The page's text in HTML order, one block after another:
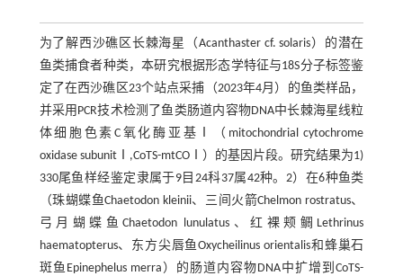
为了解西沙礁区长棘海星（Acanthaster cf. solaris）的潜在
鱼类捕食者种类，本研究根据形态学特征与18S分子标签鉴
定了在西沙礁区23个站点采捕（2023年4月）的鱼类样品，
并采用PCR技术检测了鱼类肠道内容物DNA中长棘海星线粒
体细胞色素C氧化酶亚基Ⅰ（mitochondrial cytochrome
oxidase subunitⅠ,CoTS-mtCOⅠ）的基因片段。研究结果为1)
330尾鱼样经鉴定隶属于9目24科37属42种。2）在6种鱼类
（珠蝴蝶鱼Chaetodon kleinii、三间火箭Chelmon rostratus、
弓月蝴蝶鱼Chaetodon lunulatus、红裸颊鲷Lethrinus
haematopterus、东方尖唇鱼Oxycheilinus orientalis和蜂巢石
斑鱼Epinephelus merra）的肠道内容物DNA中扩增到CoTS-